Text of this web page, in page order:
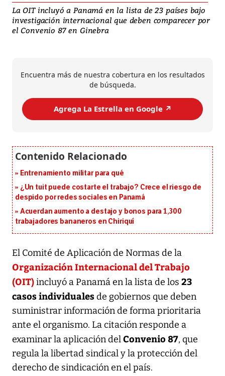
La OIT incluyó a Panamá en la lista de 23 países bajo
investigación internacional que deben comparecer por
el Convenio 87 en Ginebra
Encuentra más de nuestra cobertura en los resultados
de búsqueda.
Agrega La Estrella en Google ↗️
Entrenamiento militar para qué
¿Un tuit puede costarte el trabajo? Crece el riesgo de
despido por redes sociales en Panamá
Acuerdan aumento a destajo y bonos para 1,300
trabajadores bananeros en Chiriquí
El Comité de Aplicación de Normas de la
Organización Internacional del Trabajo
(OIT)incluyó a Panamá en la lista de los 23
casos individualesde gobiernos que deben
suministrar información de forma prioritaria
ante el organismo. La citación responde a
examinar la aplicación delConvenio 87, que
regula la libertad sindical y la protección del
derecho de sindicación en el país.